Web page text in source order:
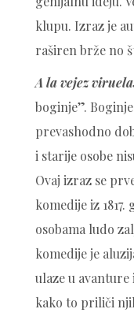
klupu. Izraz je
raširen brže no
A la vejez
boginje”.
prevashodno
i starije osobe
Ovaj izraz se
komedije iz
osobama ludo
komedije je
ulaze u avanture
kako to priliči